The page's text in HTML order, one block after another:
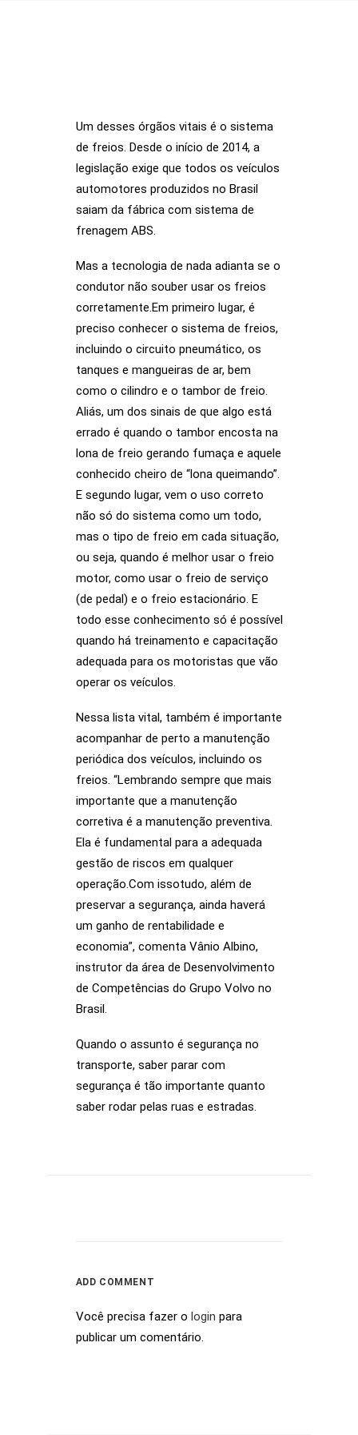
SOBRE NÓS
VISÃO ZERO
NOSSA HISTÓRIA
BIBLIOTECA
CONTATO
SEARCH
Um desses órgãos vitais é o sistema
de freios. Desde o início de 2014, a
legislação exige que todos os veículos
automotores produzidos no Brasil
saiam da fábrica com sistema de
frenagem ABS.
Mas a tecnologia de nada adianta se o
condutor não souber usar os freios
corretamente.Em primeiro lugar, é
preciso conhecer o sistema de freios,
incluindo o circuito pneumático, os
tanques e mangueiras de ar, bem
como o cilindro e o tambor de freio.
Aliás, um dos sinais de que algo está
errado é quando o tambor encosta na
lona de freio gerando fumaça e aquele
conhecido cheiro de “lona queimando”.
E segundo lugar, vem o uso correto
não só do sistema como um todo,
mas o tipo de freio em cada situação,
ou seja, quando é melhor usar o freio
motor, como usar o freio de serviço
(de pedal) e o freio estacionário. E
todo esse conhecimento só é possível
quando há treinamento e capacitação
adequada para os motoristas que vão
operar os veículos.
Nessa lista vital, também é importante
acompanhar de perto a manutenção
periódica dos veículos, incluindo os
freios. “Lembrando sempre que mais
importante que a manutenção
corretiva é a manutenção preventiva.
Ela é fundamental para a adequada
gestão de riscos em qualquer
operação.Com issotudo, além de
preservar a segurança, ainda haverá
um ganho de rentabilidade e
economia”, comenta Vânio Albino,
instrutor da área de Desenvolvimento
de Competências do Grupo Volvo no
Brasil.
Quando o assunto é segurança no
transporte, saber parar com
segurança é tão importante quanto
saber rodar pelas ruas e estradas.
ADD COMMENT
Você precisa fazer o login para
publicar um comentário.